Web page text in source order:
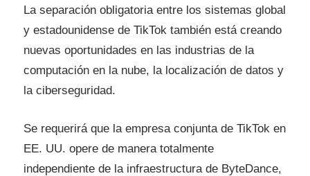
La separación obligatoria entre los sistemas global
y estadounidense de TikTok también está creando
nuevas oportunidades en las industrias de la
computación en la nube, la localización de datos y
la ciberseguridad.
Se requerirá que la empresa conjunta de TikTok en
EE. UU. opere de manera totalmente
independiente de la infraestructura de ByteDance,